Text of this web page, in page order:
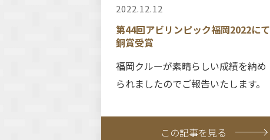
2022.12.12
第44回アビリンピック福岡2022にて
銅賞受賞
福岡クルーが素晴らしい成績を納め
られましたのでご報告いたします。
この記事を見る